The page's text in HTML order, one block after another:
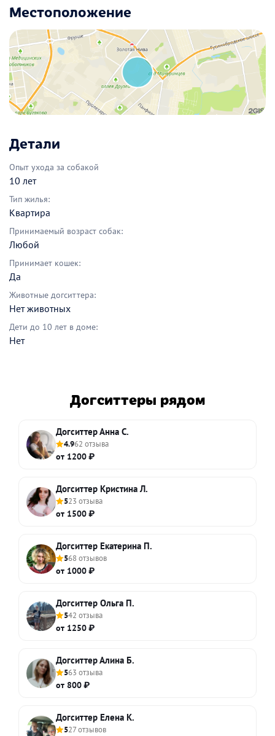
Местоположение
Детали
Опыт ухода за собакой
10 лет
Тип жилья:
Квартира
Принимаемый возраст собак:
Любой
Принимает кошек:
Да
Животные догситтера:
Нет животных
Дети до 10 лет в доме:
Нет
Догситтеры рядом
Догситтер Анна С.
4.962 отзыва
от 1200 ₽
Догситтер Кристина Л.
523 отзыва
от 1500 ₽
Догситтер Екатерина П.
568 отзывов
от 1000 ₽
Догситтер Ольга П.
542 отзыва
от 1250 ₽
Догситтер Алина Б.
563 отзыва
от 800 ₽
Догситтер Елена К.
527 отзывов